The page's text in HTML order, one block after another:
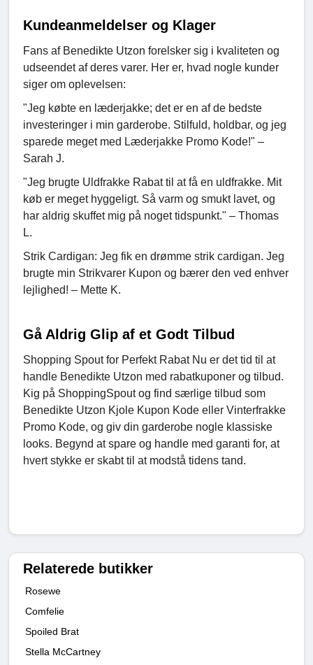
Kundeanmeldelser og Klager
Fans af Benedikte Utzon forelsker sig i kvaliteten og
udseendet af deres varer. Her er, hvad nogle kunder
siger om oplevelsen:
"Jeg købte en læderjakke; det er en af de bedste
investeringer i min garderobe. Stilfuld, holdbar, og jeg
sparede meget med Læderjakke Promo Kode!" –
Sarah J.
"Jeg brugte Uldfrakke Rabat til at få en uldfrakke. Mit
køb er meget hyggeligt. Så varm og smukt lavet, og
har aldrig skuffet mig på noget tidspunkt." – Thomas
L.
Strik Cardigan: Jeg fik en drømme strik cardigan. Jeg
brugte min Strikvarer Kupon og bærer den ved enhver
lejlighed! – Mette K.
Gå Aldrig Glip af et Godt Tilbud
Shopping Spout for Perfekt Rabat Nu er det tid til at
handle Benedikte Utzon med rabatkuponer og tilbud.
Kig på ShoppingSpout og find særlige tilbud som
Benedikte Utzon Kjole Kupon Kode eller Vinterfrakke
Promo Kode, og giv din garderobe nogle klassiske
looks. Begynd at spare og handle med garanti for, at
hvert stykke er skabt til at modstå tidens tand.
Relaterede butikker
Rosewe
Comfelie
Spoiled Brat
Stella McCartney